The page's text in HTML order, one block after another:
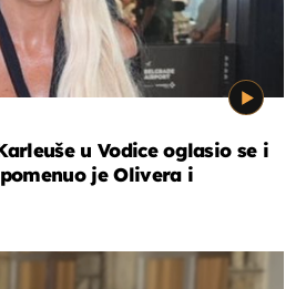
u Vodice oglasio se i
je Olivera i